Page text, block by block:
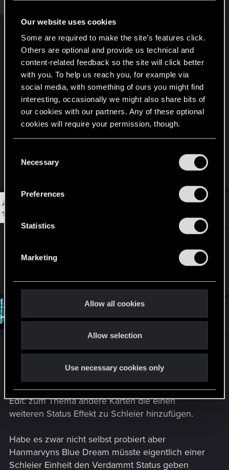
Our website uses cookies
Some are required to make the site’s features click.
Others are optional and provide us technical and
content-related feedback so the site will click better
with you. To help us reach you, for example via
social media, with something of ours you might find
interesting, occasionally we might also share bits of
our cookies with our partners. Any of these optional
cookies will require your permission, though.
and tweak your preferences regarding them in the
Necessary
Preferences
Statistics
Marketing
Allow all cookies
Allow selection
Use necessary cookies only
Forum regular
So wie ich das verstehe, kann Adalia der
Stadtwache einen Schild geben, weil sie es
technisch gesehen tut bevor die Stadtwache
ausgespielt wird. Dass das in ihrem Kartentext
anders herum drin steht, ist natürlich verwirrend.
Denn Statuseffekte haben Einheiten ja nur, wenn
sie auf dem Feld liegen.
Allgemein wäre sowas wie "gib einer Einheit auf
deiner Hand Schild/Vitalität" bei Einheiten mit
keine andere Karte ein, die so etwas tut.
nicht möglich sein das die Stadtwache ein Schild
ReaperTek Senior user
Oct 29, 2020
Afxs liegt da schon richtig der Status Effekt wird
erst aktiv wenn die Karte auf das Spielfeld kommt
und die Status Animation beendet ist.
Edit: zum Thema andere Karten die einen
weiteren Status Effekt zu Schleier hinzufügen.
Habe es zwar nicht selbst probiert aber
Hanmarvyns Blue Dream müsste eigentlich einer
Schleier Einheit den Verdammt Status geben